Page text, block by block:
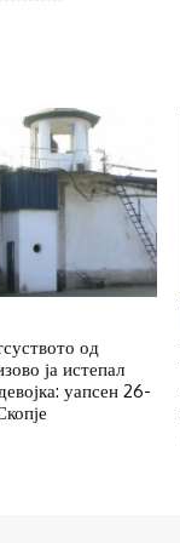
од
ја истепал
уапсен 26-